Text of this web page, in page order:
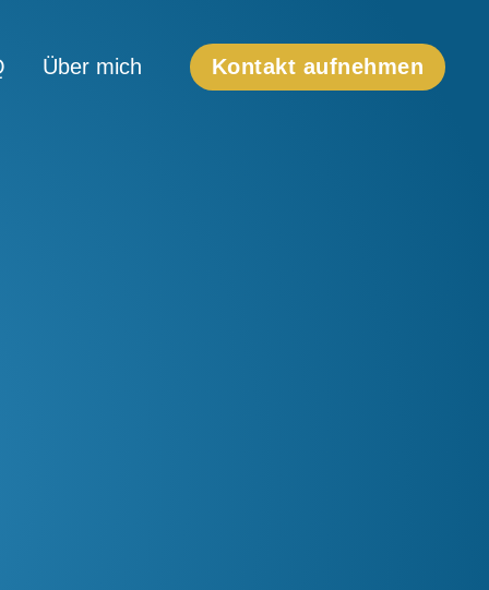
Über mich Kontakt aufnehmen